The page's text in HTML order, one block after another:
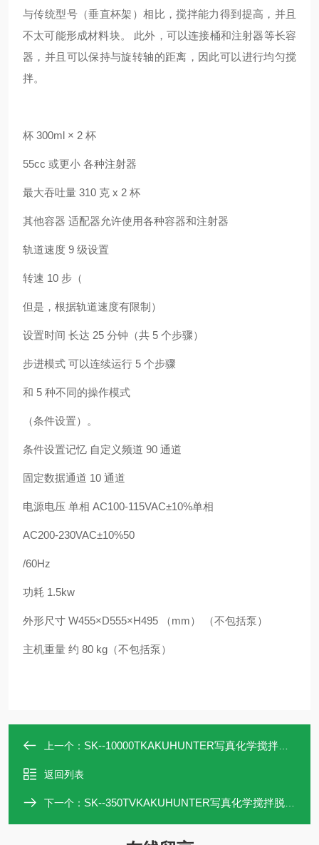
与传统型号（垂直杯架）相比，搅拌能力得到提高，并且
不太可能形成材料块。 此外，可以连接桶和注射器等长容
器，并且可以保持与旋转轴的距离，因此可以进行均匀搅
拌。
杯 300ml × 2 杯
55cc 或更小 各种注射器
最大吞吐量 310 克 x 2 杯
其他容器 适配器允许使用各种容器和注射器
轨道速度 9 级设置
转速 10 步（
但是，根据轨道速度有限制）
设置时间 长达 25 分钟（共 5 个步骤）
步进模式 可以连续运行 5 个步骤
和 5 种不同的操作模式
（条件设置）。
条件设置记忆 自定义频道 90 通道
固定数据通道 10 通道
电源电压 单相 AC100-115VAC±10%单相
AC200-230VAC±10%50
/60Hz
功耗 1.5kw
外形尺寸 W455×D555×H495 （mm） （不包括泵）
主机重量 约 80 kg（不包括泵）
上一个： SK--10000TKAKUHUNTER写真化学搅拌脱泡机SK-10000T
返回列表
下一个： SK--350TVKAKUHUNTER写真化学搅拌脱泡机SK-350TV